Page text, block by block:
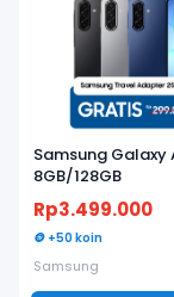
Samsung Galaxy
8GB/128GB
Rp3.499.000
🪙 +50 koin
Samsung